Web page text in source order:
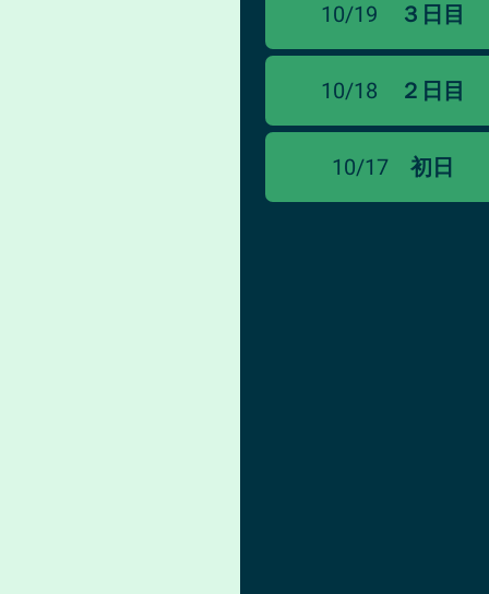
10/17 初日
10/18 ２日目
10/19 ３日目